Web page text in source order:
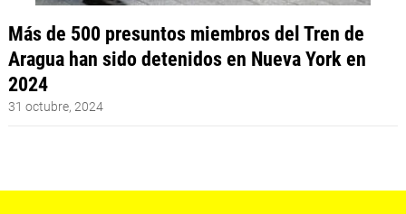
Más de 500 presuntos miembros del Tren de
Aragua han sido detenidos en Nueva York en
2024
31 octubre, 2024